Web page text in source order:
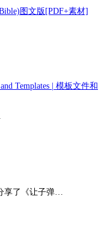
图文版[PDF+素材]
Templates | 模板文件和
享了《让子弹…